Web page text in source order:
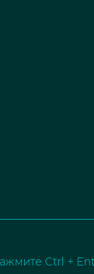
Ctrl +